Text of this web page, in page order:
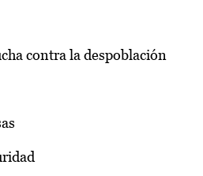
contra la despoblación